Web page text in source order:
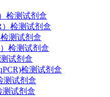
检测试剂盒
）检测试剂盒
测试剂盒
检测试剂盒
试剂盒
检测试剂盒
测试剂盒
测试剂盒